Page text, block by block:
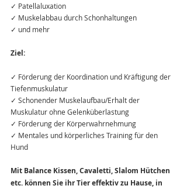
✓ Patellaluxation
✓ Muskelabbau durch Schonhaltungen
✓ und mehr
Ziel:
✓ Förderung der Koordination und Kräftigung der
Tiefenmuskulatur
✓ Schonender Muskelaufbau/Erhalt der
Muskulatur ohne Gelenküberlastung
✓ Förderung der Körperwahrnehmung
✓ Mentales und körperliches Training für den
Hund
Mit Balance Kissen, Cavaletti, Slalom Hütchen
etc. können Sie ihr Tier effektiv zu Hause, in